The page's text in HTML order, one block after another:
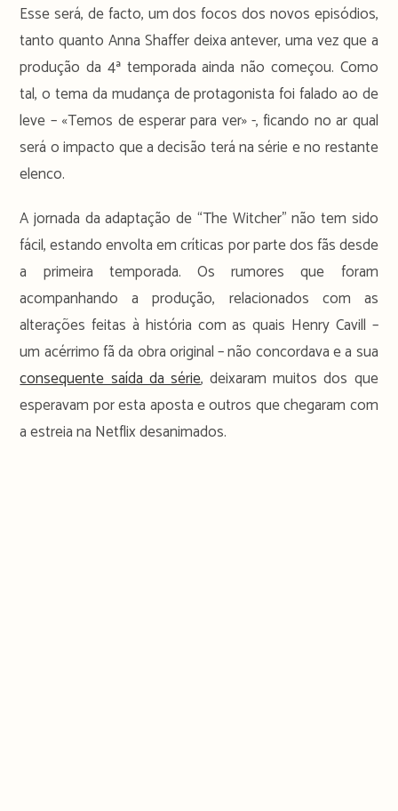
Esse será, de facto, um dos focos dos novos episódios,
tanto quanto Anna Shaffer deixa antever, uma vez que a
produção da 4ª temporada ainda não começou. Como
tal, o tema da mudança de protagonista foi falado ao de
leve – «Temos de esperar para ver» -, ficando no ar qual
será o impacto que a decisão terá na série e no restante
elenco.
A jornada da adaptação de “The Witcher” não tem sido
fácil, estando envolta em críticas por parte dos fãs desde
a primeira temporada. Os rumores que foram
acompanhando a produção, relacionados com as
alterações feitas à história com as quais Henry Cavill –
um acérrimo fã da obra original – não concordava e a sua
consequente saída da série, deixaram muitos dos que
esperavam por esta aposta e outros que chegaram com
a estreia na Netflix desanimados.